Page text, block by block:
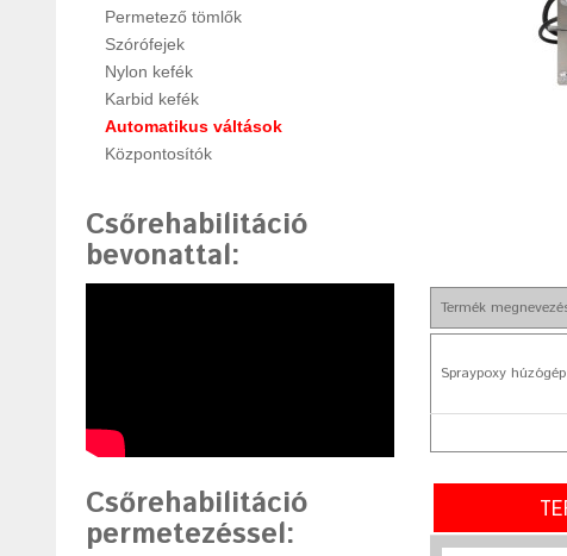
Permetező tömlők
Szórófejek
Nylon kefék
Karbid kefék
Automatikus váltások
Központosítók
Csőrehabilitáció
bevonattal:
Csőrehabilitáció
permetezéssel:
Termék
Spraypoxy húzógép